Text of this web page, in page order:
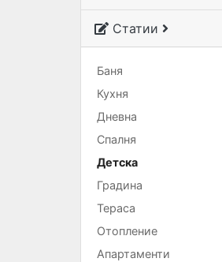
Статии
Баня
Кухня
Дневна
Спалня
Детска
Градина
Тераса
Отопление
Апартаменти